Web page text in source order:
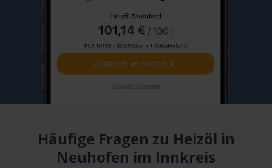
Häufige Fragen zu Heizöl in
Neuhofen im Innkreis